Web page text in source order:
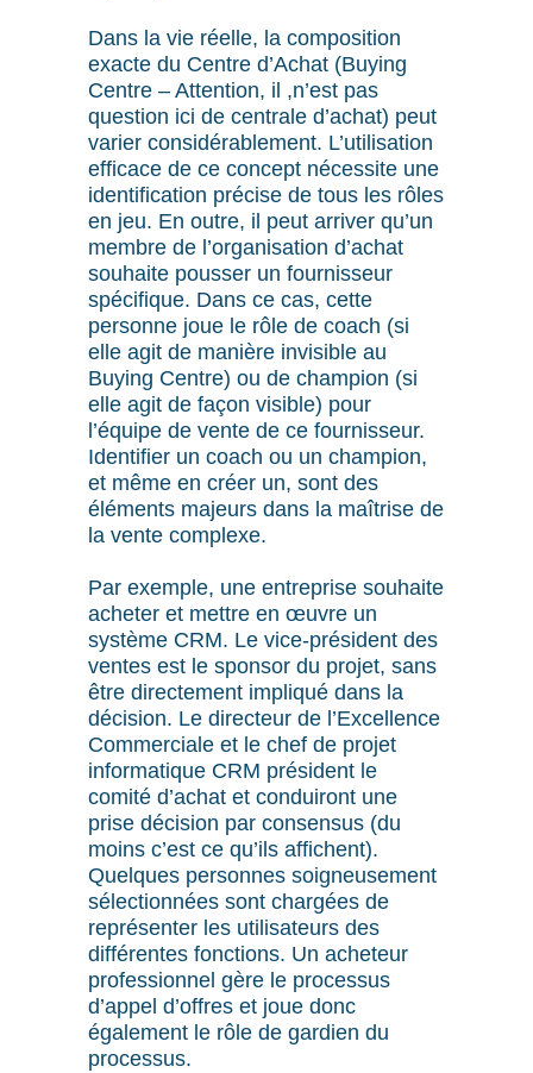
Dans la vie réelle, la composition
exacte du Centre d’Achat (Buying
Centre – Attention, il ,n’est pas
question ici de centrale d’achat) peut
varier considérablement. L’utilisation
efficace de ce concept nécessite une
identification précise de tous les rôles
en jeu. En outre, il peut arriver qu’un
membre de l’organisation d’achat
souhaite pousser un fournisseur
spécifique. Dans ce cas, cette
personne joue le rôle de coach (si
elle agit de manière invisible au
Buying Centre) ou de champion (si
elle agit de façon visible) pour
l’équipe de vente de ce fournisseur.
Identifier un coach ou un champion,
et même en créer un, sont des
éléments majeurs dans la maîtrise de
la vente complexe.
Par exemple, une entreprise souhaite
acheter et mettre en œuvre un
système CRM. Le vice-président des
ventes est le sponsor du projet, sans
être directement impliqué dans la
décision. Le directeur de l’Excellence
Commerciale et le chef de projet
informatique CRM président le
comité d’achat et conduiront une
prise décision par consensus (du
moins c’est ce qu’ils affichent).
Quelques personnes soigneusement
sélectionnées sont chargées de
représenter les utilisateurs des
différentes fonctions. Un acheteur
professionnel gère le processus
d’appel d’offres et joue donc
également le rôle de gardien du
processus.